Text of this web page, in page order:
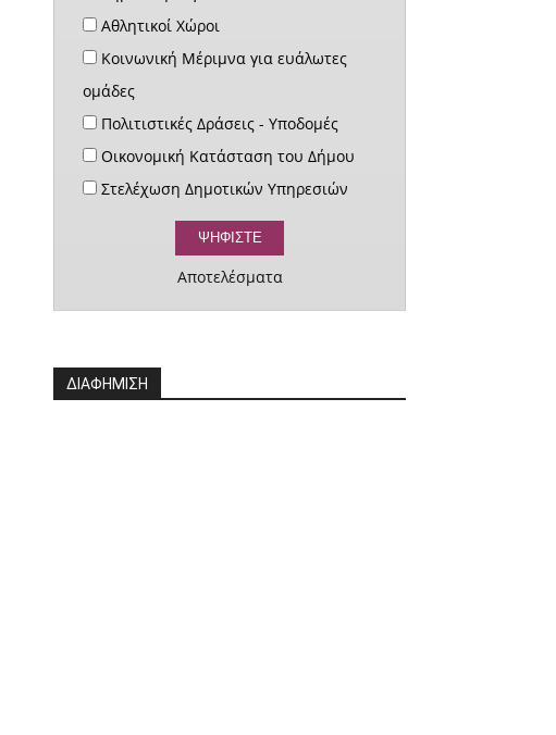
Αθλητικοί Χώροι
Κοινωνική Μέριμνα για ευάλωτες
ομάδες
Πολιτιστικές Δράσεις - Υποδομές
Οικονομική Κατάσταση του Δήμου
Στελέχωση Δημοτικών Υπηρεσιών
Αποτελέσματα
ΔΙΑΦΗΜΙΣΗ